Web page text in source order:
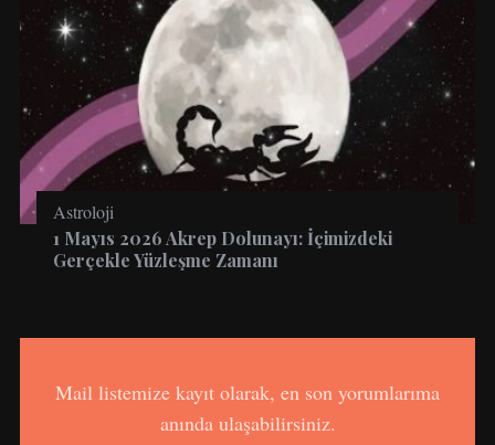
Astroloji
1 Mayıs 2026 Akrep Dolunayı: İçimizdeki
Gerçekle Yüzleşme Zamanı
Mail listemize kayıt olarak, en son yorumlarıma
anında ulaşabilirsiniz.